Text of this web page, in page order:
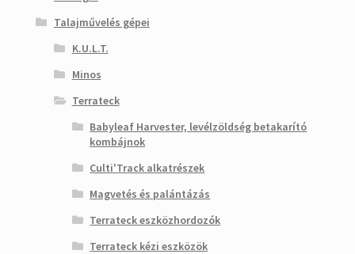
Talajművelés gépei
K.U.L.T.
Minos
Terrateck
Babyleaf Harvester, levélzöldség betakarító
kombájnok
Culti'Track alkatrészek
Magvetés és palántázás
Terrateck eszközhordozók
Terrateck kézi eszközök